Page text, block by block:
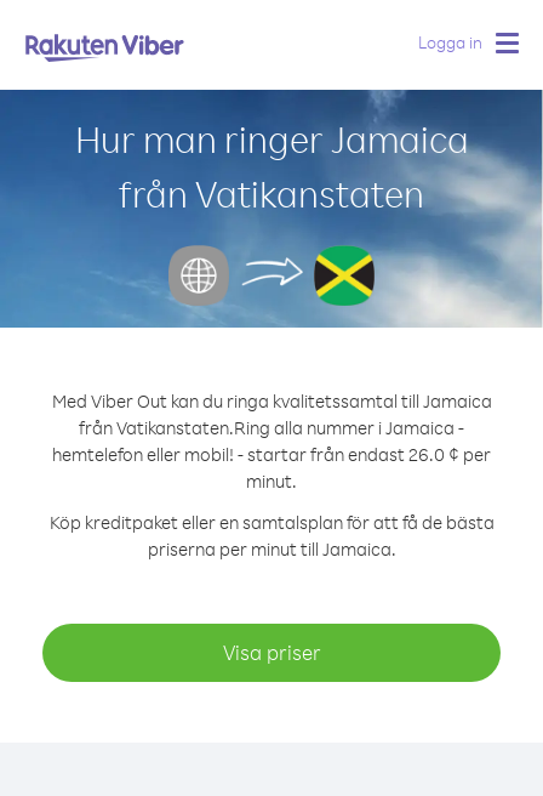
Logga in
Hur man ringer Jamaica
från Vatikanstaten
Med Viber Out kan du ringa kvalitetssamtal till Jamaica
från Vatikanstaten.Ring alla nummer i Jamaica -
hemtelefon eller mobil! - startar från endast 26.0 ¢ per
minut.
Köp kreditpaket eller en samtalsplan för att få de bästa
priserna per minut till Jamaica.
Visa priser